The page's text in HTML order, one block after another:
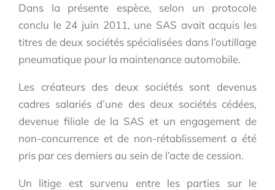
Dans la présente espèce, selon un protocole
conclu le 24 juin 2011, une SAS avait acquis les
titres de deux sociétés spécialisées dans l’outillage
pneumatique pour la maintenance automobile.
Les créateurs des deux sociétés sont devenus
cadres salariés d’une des deux sociétés cédées,
devenue filiale de la SAS et un engagement de
non-concurrence et de non-rétablissement a été
pris par ces derniers au sein de l’acte de cession.
Un litige est survenu entre les parties sur le